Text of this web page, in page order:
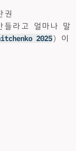
권
들라고 얼마나 말
2025) 이